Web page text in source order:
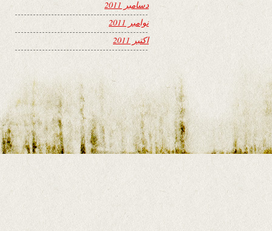
دسامبر 2011
نوامبر 2011
اکتبر 2011